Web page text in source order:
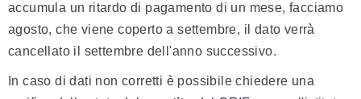
accumula un ritardo di pagamento di un mese, facciamo
agosto, che viene coperto a settembre, il dato verrà
cancellato il settembre dell'anno successivo.
In caso di dati non corretti è possibile chiedere una